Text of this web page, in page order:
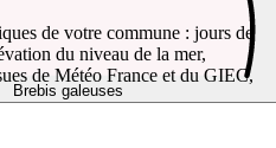
Brebis galeuses
de votre commune : jours de
du niveau de la mer,
de Météo France et du GIEC,